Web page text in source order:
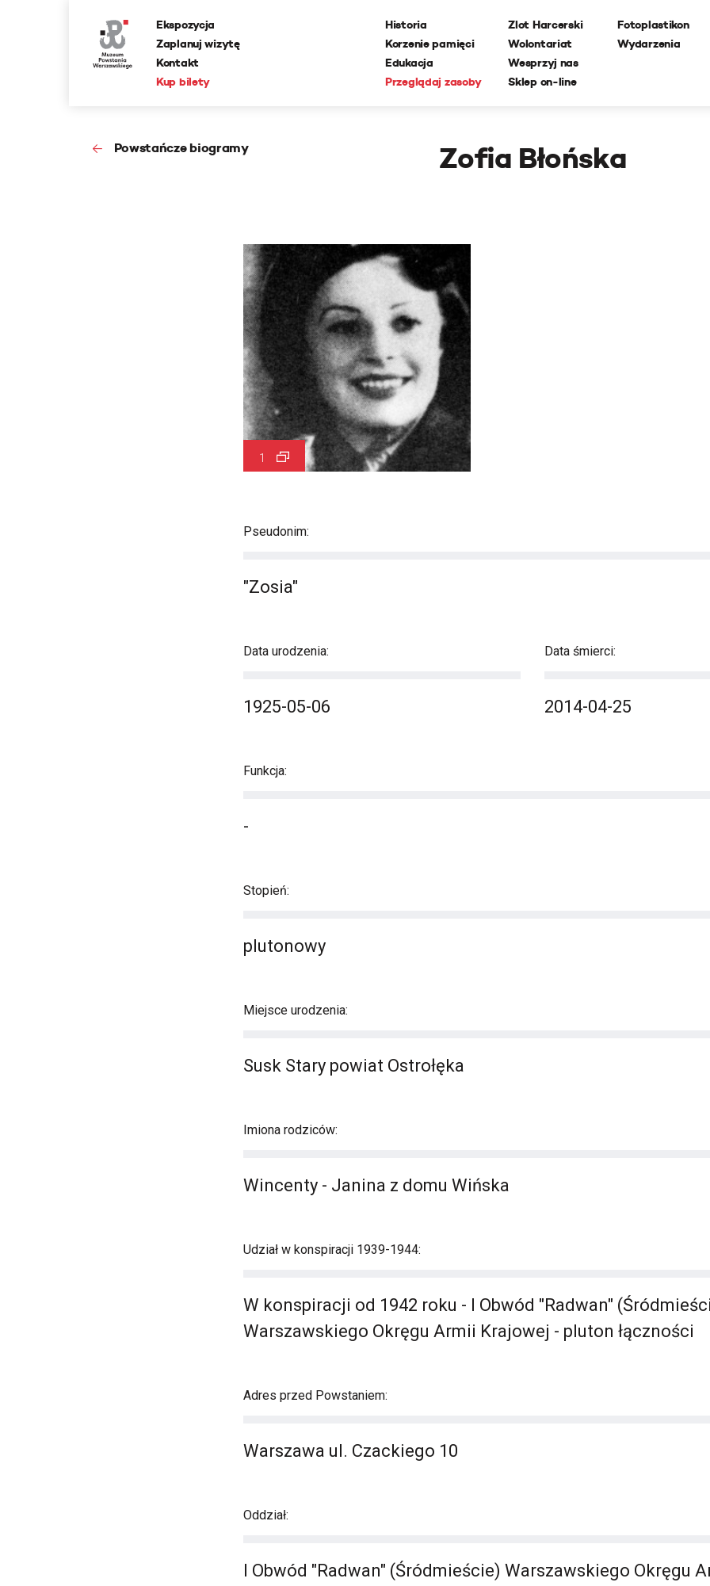
Ekspozycja
Zaplanuj wizytę
Kontakt
Kup bilety
Historia
Korzenie pamięci
Edukacja
Przeglądaj zasoby
Zlot Harcerski
Wolontariat
Wesprzyj nas
Sklep on-line
Fotoplastikon
Wydarzenia
Powstańcze biogramy Zofia Błońska
1
Pseudonim:
"Zosia"
Data urodzenia:
1925-05-06
Data śmierci:
2014-04-25
Funkcja:
-
Stopień:
plutonowy
Miejsce urodzenia:
Susk Stary powiat Ostrołęka
Imiona rodziców:
Wincenty - Janina z domu Wińska
Udział w konspiracji 1939-1944:
W konspiracji od 1942 roku - I Obwód "Radwan"
Warszawskiego Okręgu Armii Krajowej - pluton łączności
Adres przed Powstaniem:
Warszawa ul. Czackiego 10
Oddział:
I Obwód "Radwan" (Śródmieście) Warszawskiego Okręgu